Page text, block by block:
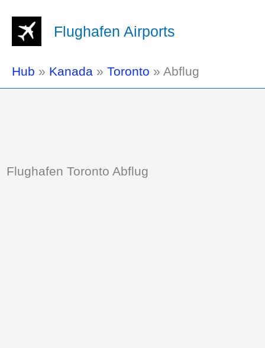
Flughafen Airports
Hub » Kanada » Toronto » Abflug
Flughafen Toronto Abflug